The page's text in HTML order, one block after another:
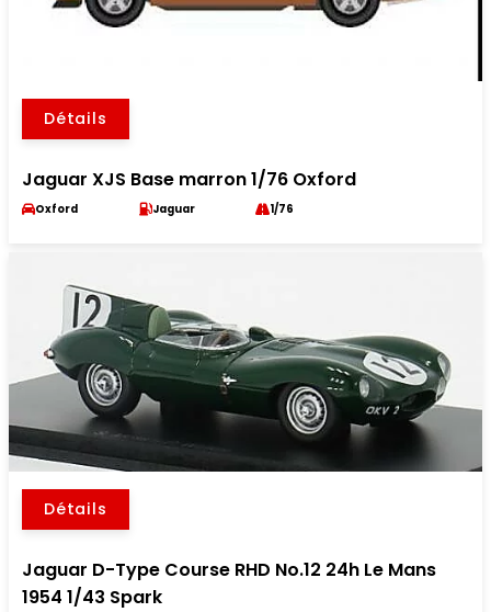
Détails
Jaguar XJS Base marron 1/76 Oxford
Oxford Jaguar 1/76
Détails
Jaguar D-Type Course RHD No.12 24h Le Mans
1954 1/43 Spark